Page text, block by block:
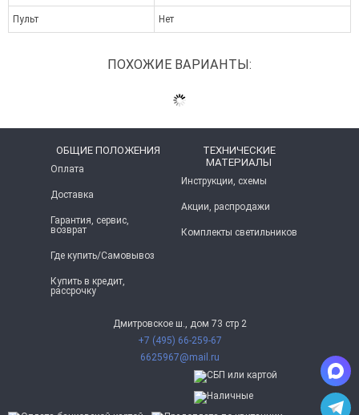
Пульт Нет
ПОХОЖИЕ ВАРИАНТЫ:
ОБЩИЕ ПОЛОЖЕНИЯ
Оплата
Доставка
Гарантия, сервис,
возврат
Где купить/Самовывоз
Купить в кредит,
рассрочку
ТЕХНИЧЕСКИЕ
МАТЕРИАЛЫ
Инструкции, схемы
Акции, распродажи
Комплекты светильников
Дмитровское ш., дом 73 стр 2
+7 (495) 66-259-67
6625967@mail.ru